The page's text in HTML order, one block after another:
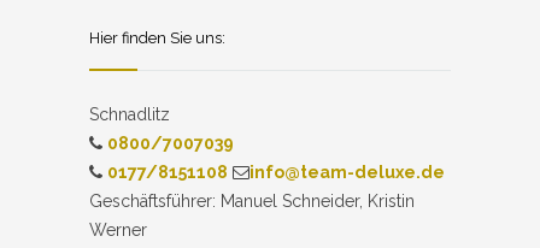
Hier finden Sie uns:
Schnadlitz
0800/7007039
0177/8151108
info@team-deluxe.de
Geschäftsführer: Manuel Schneider, Kristin
Werner